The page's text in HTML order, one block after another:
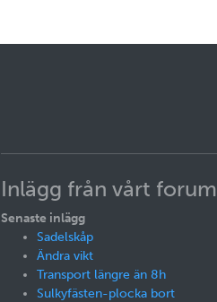
Inlägg från vårt forum
Senaste inlägg
Sadelskåp
Ändra vikt
Transport längre än 8h
Sulkyfästen-plocka bort